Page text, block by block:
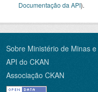
Documentação da API).
Sobre Ministério de Minas
API do CKAN
Associação CKAN